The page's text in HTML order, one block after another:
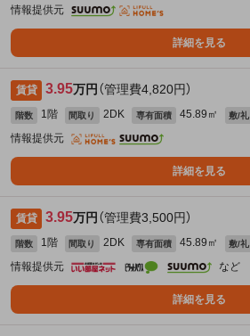
情報提供元
詳細を見る
賃貸 3.95万円 （管理費4,820円）
階数 1階 間取り 2DK 専有面積 45.89㎡ 敷/礼
情報提供元
詳細を見る
賃貸 3.95万円 （管理費3,500円）
階数 1階 間取り 2DK 専有面積 45.89㎡ 敷/礼
情報提供元
など
詳細を見る